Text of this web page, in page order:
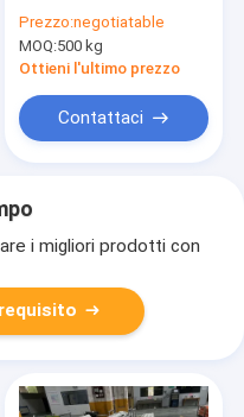
spessore della
parete 2 mm esterno
Fibra di vetro Combo
Feltro di poliestere
per infrastrutture
Prezzo:negotiatable
MOQ:500 kg
Ottieni l'ultimo prezzo
Contattaci
i migliori prodotti con